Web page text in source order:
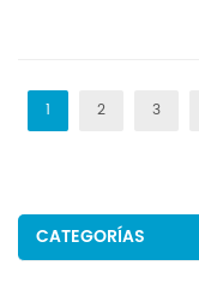
1 2 3
CATEGORÍAS